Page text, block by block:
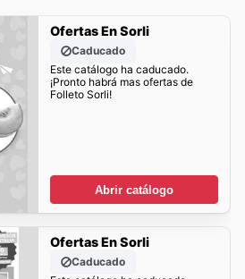
Ofertas En Sorli
Caducado
Este catálogo ha caducado.
¡Pronto habrá mas ofertas de
Folleto Sorli!
Abrir catálogo
Ofertas En Sorli
Caducado